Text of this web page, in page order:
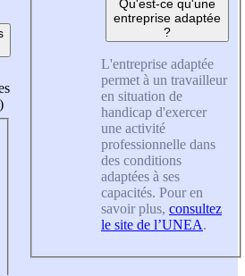
Qu'est-ce qu'une
entreprise adaptée
?
L'entreprise adaptée
permet à un travailleur
en situation de
handicap d'exercer
une activité
professionnelle dans
des conditions
adaptées à ses
capacités. Pour en
savoir plus, consultez
le site de l’UNEA.